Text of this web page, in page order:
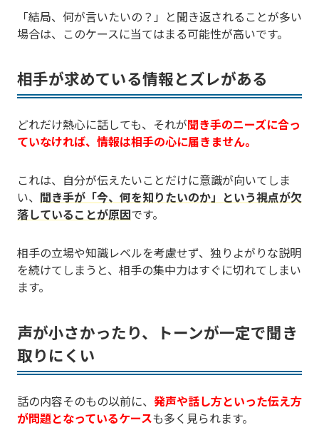
「結局、何が言いたいの？」と聞き返されることが多い
場合は、このケースに当てはまる可能性が高いです。
相手が求めている情報とズレがある
どれだけ熱心に話しても、それが聞き手のニーズに合っ
ていなければ、情報は相手の心に届きません。
これは、自分が伝えたいことだけに意識が向いてしま
い、 聞き手が「今、何を知りたいのか」という視点が欠
落していることが原因です。
相手の立場や知識レベルを考慮せず、独りよがりな説明
を続けてしまうと、相手の集中力はすぐに切れてしまい
ます。
声が小さかったり、トーンが一定で聞き
取りにくい
話の内容そのもの以前に、 発声や話し方といった伝え方
が問題となっているケースも多く見られます。